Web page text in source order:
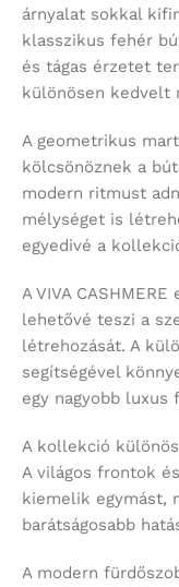
árnyalat sokkal
klasszikus fehér
és tágas érzetet
különösen kedvelt
A geometrikus
kölcsönöznek a
modern ritmust
mélységet is
egyedivé a
A VIVA
lehetővé teszi a
létrehozását. A
segítségével
egy nagyobb luxus
A kollekció
A világos frontok
kiemelik egymást,
barátságosabb
A modern